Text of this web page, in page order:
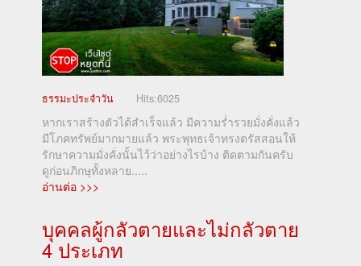
ธรรมะประจำวัน Hits:6025
หากเราสร้างตัวได้สำเร็จแล้ว มีความร่ำรวยมั่งคั่งแล้ว
มีโภคทรัพย์มากมายแล้ว พระพุทธเจ้าทรงตรัสสอนให้
รักษาความมั่งคั่งนั้นไว้ว่าอย่างไรบ้าง ติดตามกันครับ
ดูก่อนภิกษุทั้งหลาย.....
อ่านต่อ >>>
บุคคลผู้กลัวตายและไม่กลัวตาย
4 ประเภท